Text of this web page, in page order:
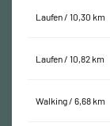
Laufen / 10,30 km
Laufen / 10,82 km
Walking / 6,68 km